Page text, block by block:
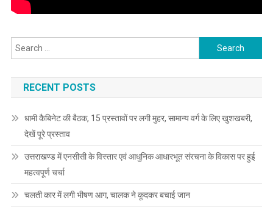
Search
for:
RECENT POSTS
धामी कैबिनेट की बैठक, 15 प्रस्तावों पर लगी मुहर, सामान्य वर्ग के लिए खुशखबरी,
देखें पूरे प्रस्ताव
उत्तराखण्ड में एनसीसी के विस्तार एवं आधुनिक आधारभूत संरचना के विकास पर हुई
महत्वपूर्ण चर्चा
चलती कार में लगी भीषण आग, चालक ने कूदकर बचाई जान